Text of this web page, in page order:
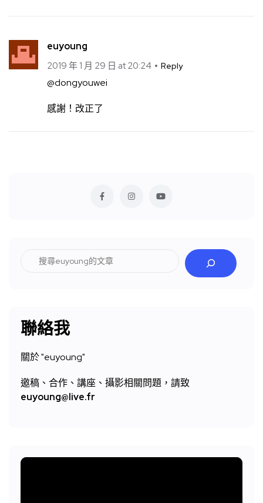
euyoung
2019 年 1 月 29 日 at 20:24 Reply
@dongyouwei
感謝！改正了
聯絡我
關於 "euyoung"
邀稿、合作、講座、攝影相關問題，請致
euyoung@live.fr